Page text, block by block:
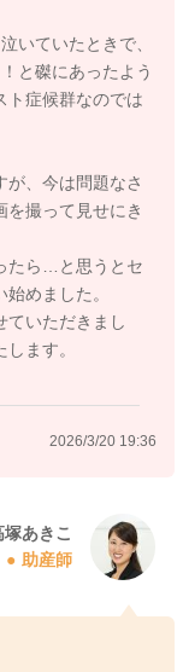
いていたときで、
と磔にあったよう
ト症候群なのでは
、今は問題なさ
を撮って見せにき
たら…と思うとセ
めました。
ていただきまし
ます。
2026/3/20 19:36
塚あきこ
助産師